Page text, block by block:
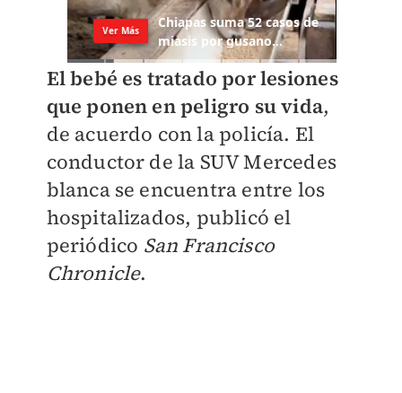
El bebé es tratado por lesiones
que ponen en peligro su vida,
de acuerdo con la policía. El
conductor de la SUV Mercedes
blanca se encuentra entre los
hospitalizados, publicó el
periódico San Francisco
Chronicle.